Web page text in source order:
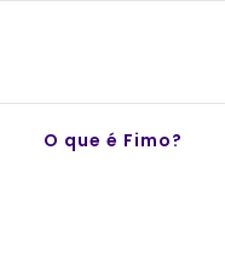
O que é Fimo?